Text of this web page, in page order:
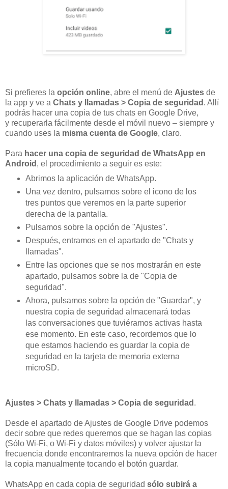
Si prefieres la opción online, abre el menú de Ajustes de
la app y ve a Chats y llamadas > Copia de seguridad . Allí
podrás hacer una copia de tus chats en Google Drive,
y recuperarla fácilmente desde el móvil nuevo – siempre y
cuando uses la misma cuenta de Google, claro.
Para hacer una copia de seguridad de WhatsApp en
Android , el procedimiento a seguir es este:
Abrimos la aplicación de WhatsApp.
Una vez dentro, pulsamos sobre el icono de los
tres puntos que veremos en la parte superior
derecha de la pantalla.
Pulsamos sobre la opción de "Ajustes".
Después, entramos en el apartado de "Chats y
llamadas".
Entre las opciones que se nos mostrarán en este
apartado, pulsamos sobre la de "Copia de
seguridad".
Ahora, pulsamos sobre la opción de "Guardar", y
nuestra copia de seguridad almacenará todas
las conversaciones que tuviéramos activas hasta
ese momento. En este caso, recordemos que lo
que estamos haciendo es guardar la copia de
seguridad en la tarjeta de memoria externa
microSD.
Ajustes > Chats y llamadas > Copia de seguridad .
Desde el apartado de Ajustes de Google Drive podemos
decir sobre que redes queremos que se hagan las copias
(Sólo Wi-Fi, o Wi-Fi y datos móviles) y volver ajustar la
frecuencia donde encontraremos la nueva opción de hacer
la copia manualmente tocando el botón guardar.
WhatsApp en cada copia de seguridad sólo subirá a